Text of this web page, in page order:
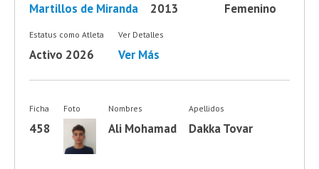
Martillos de Miranda 2013 Femenino
Estatus como Atleta
Activo 2026
Ver Detalles
Ver Más
Ficha
458
Foto Nombres
Ali Mohamad
Apellidos
Dakka Tovar